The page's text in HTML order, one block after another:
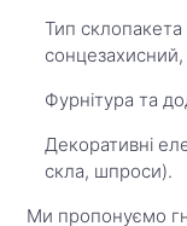
Тип
Фурнітура та
Декоративні
скла, шпроси).
Ми пропонуємо